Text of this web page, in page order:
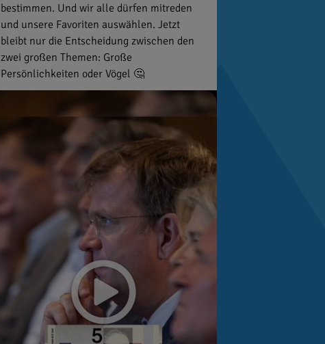
bestimmen. Und wir alle dürfen mitreden
und unsere Favoriten auswählen. Jetzt
bleibt nur die Entscheidung zwischen den
zwei großen Themen: Große
Persönlichkeiten oder Vögel 🤔